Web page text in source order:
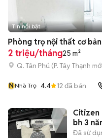
Tin nổi bật
Phòng trọ nội thất cơ
2 triệu/tháng25 m²
Q. Tân Phú (P. Tây Thạnh
NNhà Trọ 4.4 12 đã bán
Citizen
bh 3
Đã sử